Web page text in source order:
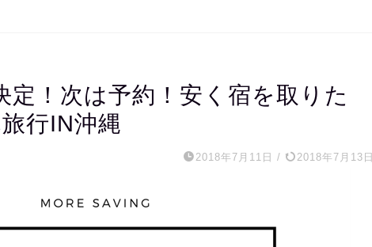
定！次は予約！安く宿を取りた
行IN沖縄
2018年7月11日 / 2018年7月13日